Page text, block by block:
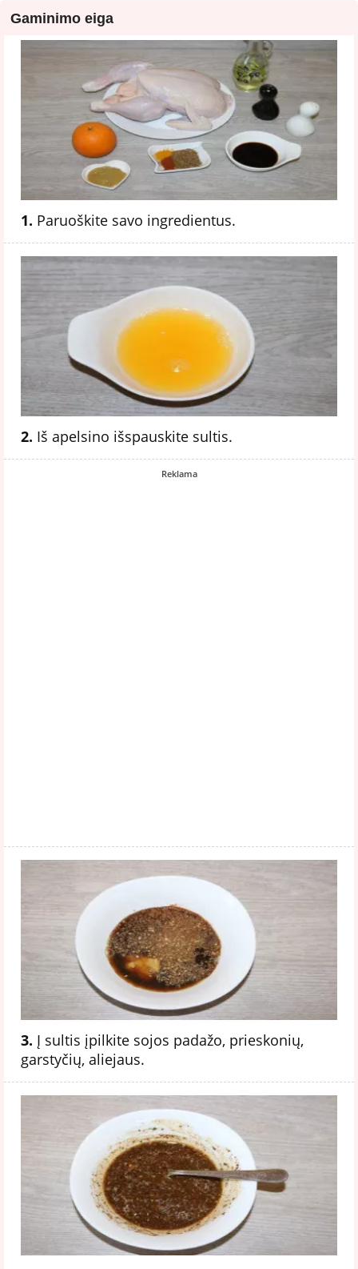
Gaminimo eiga
1. Paruoškite savo ingredientus.
2. Iš apelsino išspauskite sultis.
Reklama
3. Į sultis įpilkite sojos padažo, prieskonių,
garstyčių, aliejaus.